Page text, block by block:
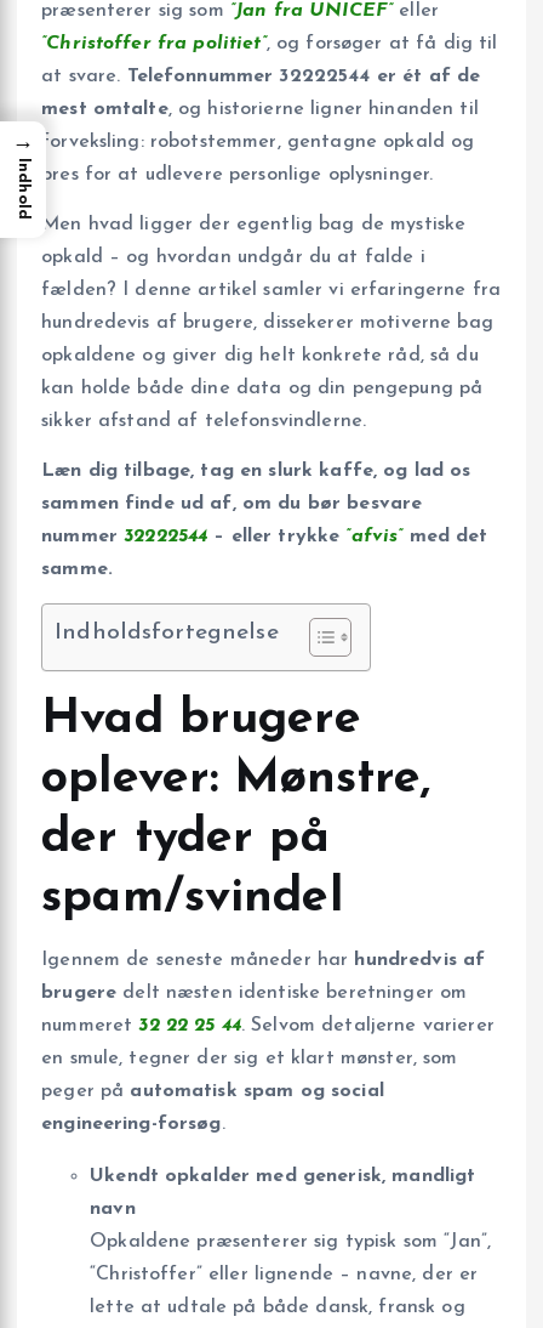
præsenterer sig som ”Jan fra UNICEF”eller
”Christoffer fra politiet”, og forsøger at få dig til
at svare. Telefonnummer 32222544 er ét af de
mest omtalte, og historierne ligner hinanden til
forveksling: robotstemmer, gentagne opkald og
pres for at udlevere personlige oplysninger.
Men hvad ligger der egentlig bag de mystiske
opkald – og hvordan undgår du at falde i
fælden? I denne artikel samler vi erfaringerne fra
hundredevis af brugere, dissekerer motiverne bag
opkaldene og giver dig helt konkrete råd, så du
kan holde både dine data og din pengepung på
sikker afstand af telefonsvindlerne.
Læn dig tilbage, tag en slurk kaffe, og lad os
sammen finde ud af, om du bør besvare
nummer32222544 – eller trykke ”afvis”med det
samme.
Indholdsfortegnelse
Hvad brugere
oplever: Mønstre,
der tyder på
spam/svindel
Igennem de seneste måneder har hundredvis af
brugere delt næsten identiske beretninger om
nummeret32 22 25 44. Selvom detaljerne varierer
en smule, tegner der sig et klart mønster, som
peger på automatisk spam og social
engineering-forsøg.
Ukendt opkalder med generisk, mandligt
navn
Opkaldene præsenterer sig typisk som “Jan”,
“Christoffer” eller lignende – navne, der er
lette at udtale på både dansk, fransk og
→
Indhold